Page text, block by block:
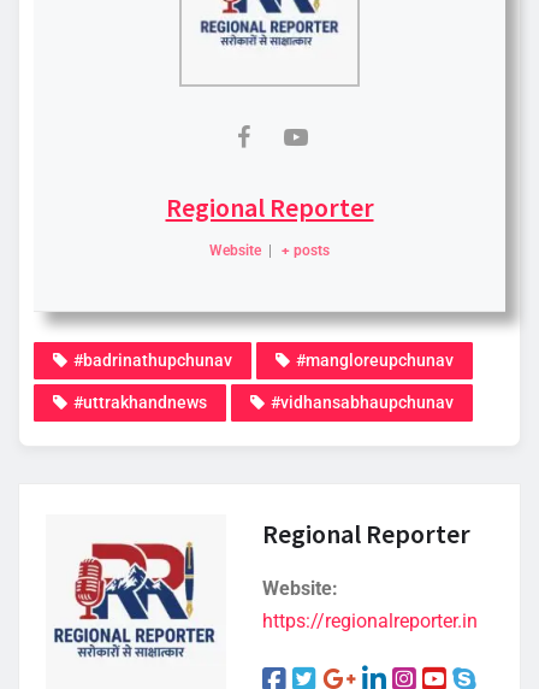
Regional Reporter
Website + posts
#badrinathupchunav #mangloreupchunav
#uttrakhandnews #vidhansabhaupchunav
Regional Reporter
Website:
https://regionalreporter.in